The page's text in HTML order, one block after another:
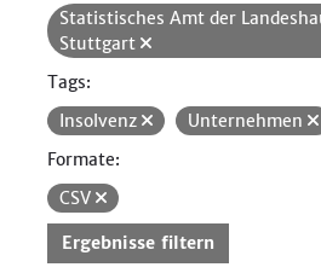
Statistisches Amt der
Stuttgart
Tags:
Insolvenz
Unternehmen
Formate:
CSV
Ergebnisse filtern